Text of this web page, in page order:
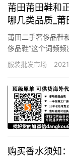
莆田莆田鞋和
哪几类品质_
莆田二手奢侈品鞋
侈品鞋”这个词频
的讨论也是相当激
准这三个方面分析
同…
服装批发市场
购买香水须知